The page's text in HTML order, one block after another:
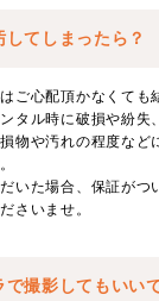
てしまったら？
ご心配頂かなくても
タル時に破損や紛失
物や汚れの程度など
いた場合、保証がつ
さいませ。
で撮影してもいい